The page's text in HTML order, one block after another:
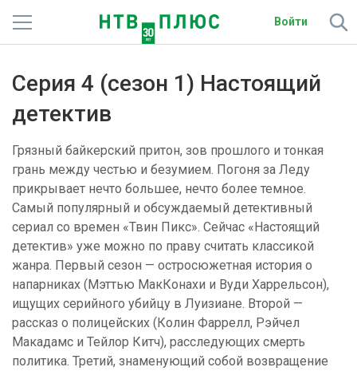
Войти
Фильмы и сериалы
Подписки
Радио
Спутниковым абонентам
О сайте
Активировать промокод
Серия 4 (сезон 1) Настоящий
детектив
Грязный байкерский притон, зов прошлого и тонкая
грань между честью и безумием. Погоня за Леду
прикрывает нечто большее, нечто более темное.
Самый популярный и обсуждаемый детективный
сериал со времен «Твин Пикс». Сейчас «Настоящий
детектив» уже можно по праву считать классикой
жанра. Первый сезон — остросюжетная история о
напарниках (Мэттью МакКонахи и Вуди Харрельсон),
ищущих серийного убийцу в Луизиане. Второй —
рассказ о полицейских (Колин Фаррелл, Рэйчел
Макадамс и Тейлор Китч), расследующих смерть
политика. Третий, знаменующий собой возвращение